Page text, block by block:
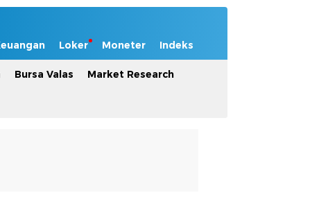
Loker Moneter Indeks
Bursa Valas Market Research